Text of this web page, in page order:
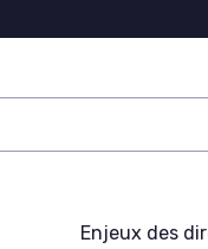
Enjeux des